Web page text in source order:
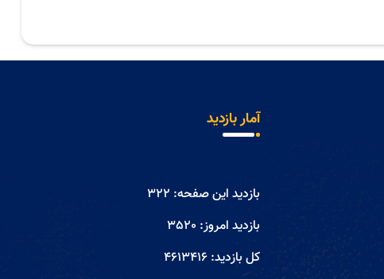
آمار بازدید
بازدید این صفحه: 322
بازدید امروز: 3520
کل بازدید: 4613416